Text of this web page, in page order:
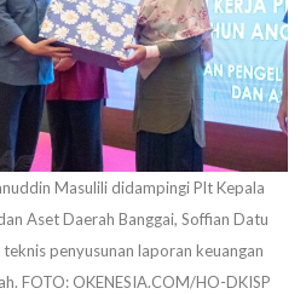
Masulili didampingi Plt Kepala
Aset Daerah Banggai, Soffian Datu
penyusunan laporan keuangan
FOTO: OKENESIA.COM/HO-DKISP